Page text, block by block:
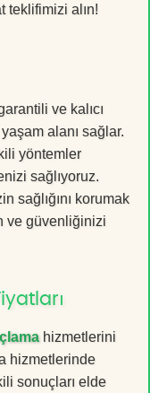
teklifimizi alın!
ve kalıcı
alanı sağlar.
yöntemler
sağlıyoruz.
sağlığını korumak
ve güvenliğinizi
hizmetlerini
hizmetlerinde
sonuçları elde